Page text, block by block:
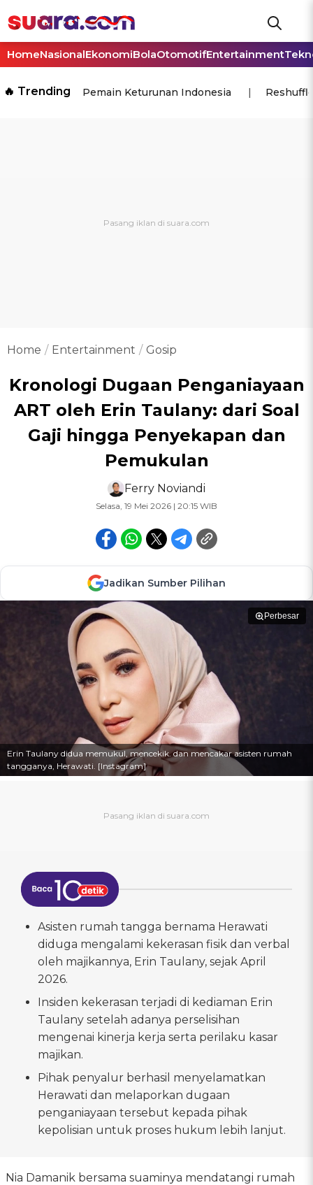
HomeNasionalEkonomiBolaOtomotifEntertainment
🔥 Trending Pemain Keturunan Indonesia
Home Entertainment Gosip
Kronologi Dugaan Penganiayaan
ART oleh Erin Taulany: dari Soal
Gaji hingga Penyekapan dan
Pemukulan
Ferry Noviandi
Selasa, 19 Mei 2026 | 20:15 WIB
Jadikan Sumber Pilihan
Perbesar
Erin Taulany didua memukul, mencekik. dan mencakar asisten rumah
tangganya, Herawati. [Instagram]
Asisten rumah tangga bernama Herawati
diduga mengalami kekerasan fisik dan verbal
oleh majikannya, Erin Taulany, sejak April
2026.
Insiden kekerasan terjadi di kediaman Erin
Taulany setelah adanya perselisihan
mengenai kinerja kerja serta perilaku kasar
majikan.
Pihak penyalur berhasil menyelamatkan
Herawati dan melaporkan dugaan
penganiayaan tersebut kepada pihak
kepolisian untuk proses hukum lebih lanjut.
Nia Damanik bersama suaminya mendatangi rumah